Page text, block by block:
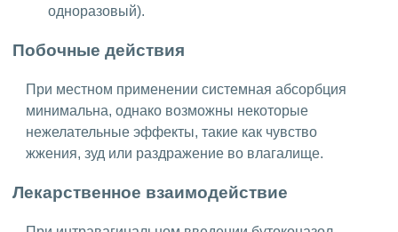
одноразовый).
Побочные действия
При местном применении системная абсорбция
минимальна, однако возможны некоторые
нежелательные эффекты, такие как чувство
жжения, зуд или раздражение во влагалище.
Лекарственное взаимодействие